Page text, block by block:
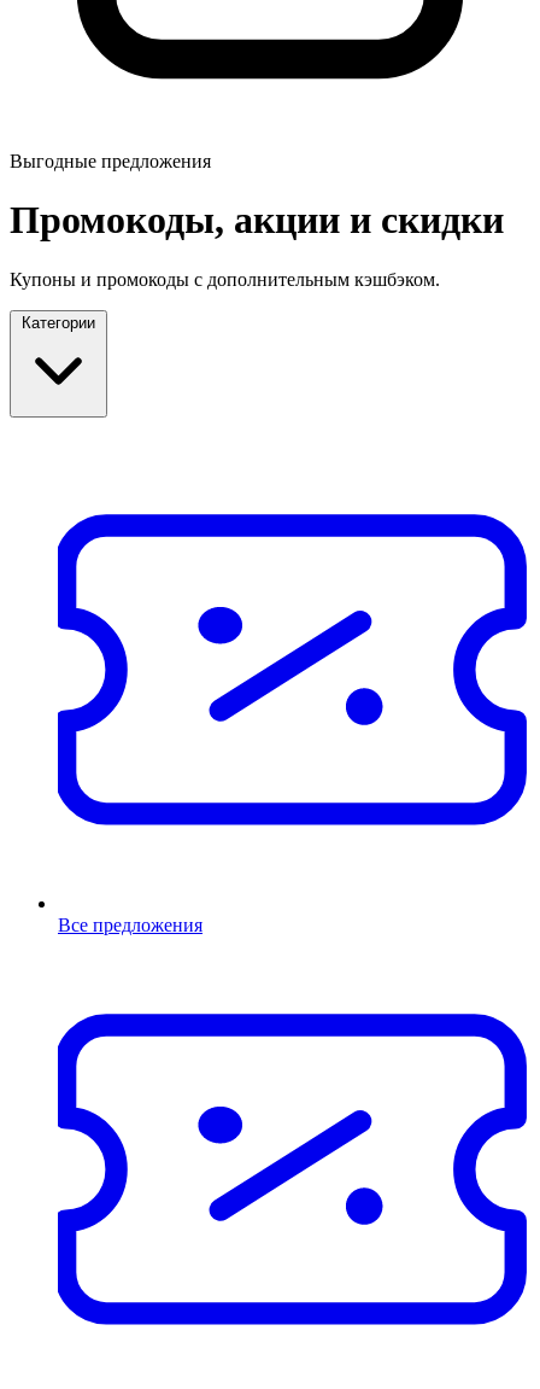
Выгодные предложения
Промокоды, акции и скидки
Купоны и промокоды с дополнительным кэшбэком.
Категории
Все предложения